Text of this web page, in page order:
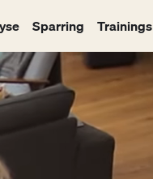
Sparring Trainings